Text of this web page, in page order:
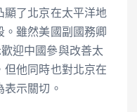
顯了北京在太平洋地
。雖然美國副國務卿
迎中國參與改善太
但他同時也對北京在
示關切。